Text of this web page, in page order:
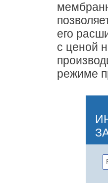
его
с ценой
режиме